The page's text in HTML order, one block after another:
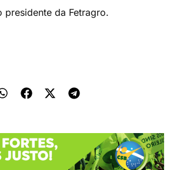
presidente da Fetragro.